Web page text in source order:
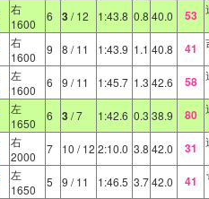
右
1600
6 3/ 12 1:43.8 0.8 40.0 53
右
1600
9 8 / 11 1:43.9 1.1 40.8 41
左
1600
6 9 / 11 1:45.7 1.3 42.6 58
左
1650
6 3/ 7 1:42.6 0.3 38.9 80
右
2000
7 10 / 12 2:10.0 3.8 42.0 31
左
1650
5 9 / 11 1:46.5 3.742.0 41